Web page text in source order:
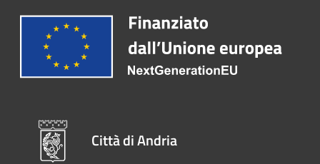
Città di Andria